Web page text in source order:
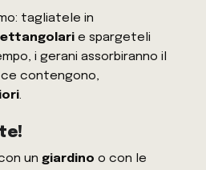
tagliatele in
e spargeteli
i gerani assorbiranno il
contengono,
.
un giardino o con le